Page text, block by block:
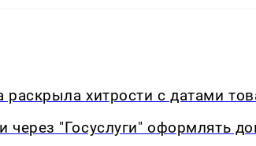
раскрыла хитрости с датами
"Госуслуги" оформлять